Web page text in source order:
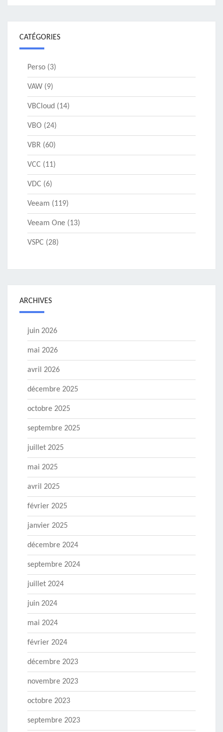
CATÉGORIES
Perso (3)
VAW (9)
VBCloud (14)
VBO (24)
VBR (60)
VCC (11)
VDC (6)
Veeam (119)
Veeam One (13)
VSPC (28)
ARCHIVES
juin 2026
mai 2026
avril 2026
décembre 2025
octobre 2025
septembre 2025
juillet 2025
mai 2025
avril 2025
février 2025
janvier 2025
décembre 2024
septembre 2024
juillet 2024
juin 2024
mai 2024
février 2024
décembre 2023
novembre 2023
octobre 2023
septembre 2023